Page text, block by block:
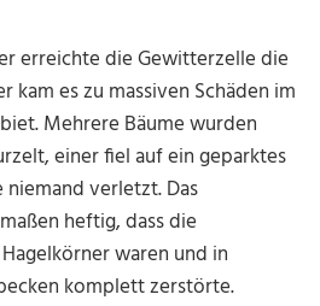
erreichte die Gewitterzelle die
kam es zu massiven Schäden im
Mehrere Bäume wurden
einer fiel auf ein geparktes
verletzt. Das
heftig, dass die
waren und in
komplett zerstörte.